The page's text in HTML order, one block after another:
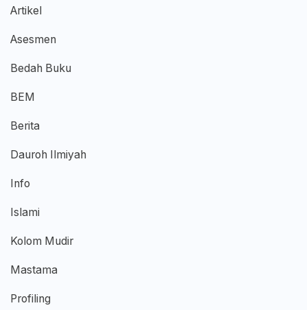
Artikel
Asesmen
Bedah Buku
BEM
Berita
Dauroh Ilmiyah
Info
Islami
Kolom Mudir
Mastama
Profiling